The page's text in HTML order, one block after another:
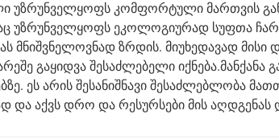
უზრუნველყოფს კომფორტული მართვის
უზრუნველყოფს ეკოლოგიურად სუფთა
მნიშვნელოვნად ზრდის. მიუხედავად მისი
გაყიდვა შესაძლებელი იქნება.მანქანა
ეს არის შესანიშნავი შესაძლებლობა
და აქვს დრო და რესურსები მის აღდგენას